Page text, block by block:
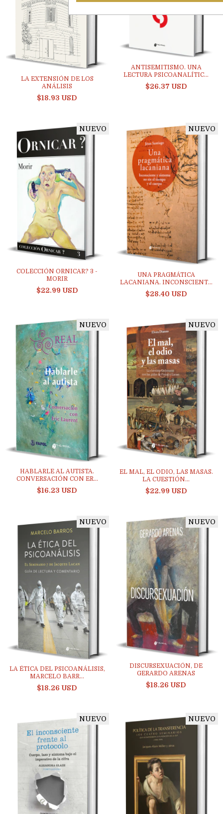
LA EXTENSIÓN DE LOS
ANÁLISIS
$18.93 USD
ANTISEMITISMO. UNA
LECTURA PSICOANALÍTIC...
$26.37 USD
NUEVO
COLECCIÓN ORNICAR? 3 -
MORIR
$22.99 USD
NUEVO
UNA PRAGMÁTICA
LACANIANA. INCONSCIENTE
Y...
$28.40 USD
NUEVO
HABLARLE AL AUTISTA.
CONVERSACIÓN CON ER...
$16.23 USD
NUEVO
EL MAL, EL ODIO, LAS MASAS.
LA CUESTIÓN...
$22.99 USD
NUEVO
LA ÉTICA DEL PSICOANÁLISIS,
MARCELO BARR...
$18.26 USD
NUEVO
DISCURSEXUACIÓN, DE
GERARDO ARENAS
$18.26 USD
NUEVO NUEVO